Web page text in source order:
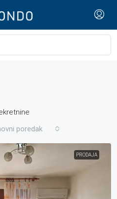
poredak
PRODAJA